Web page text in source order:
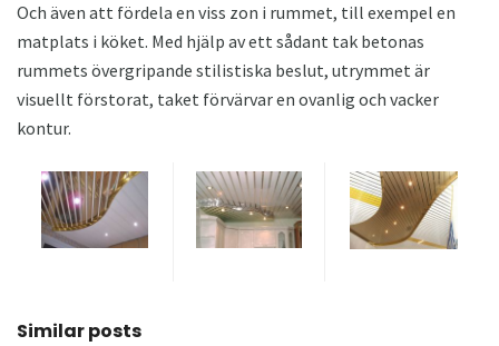
Och även att fördela en viss zon i rummet, till exempel en
matplats i köket. Med hjälp av ett sådant tak betonas
rummets övergripande stilistiska beslut, utrymmet är
visuellt förstorat, taket förvärvar en ovanlig och vacker
kontur.
Similar posts